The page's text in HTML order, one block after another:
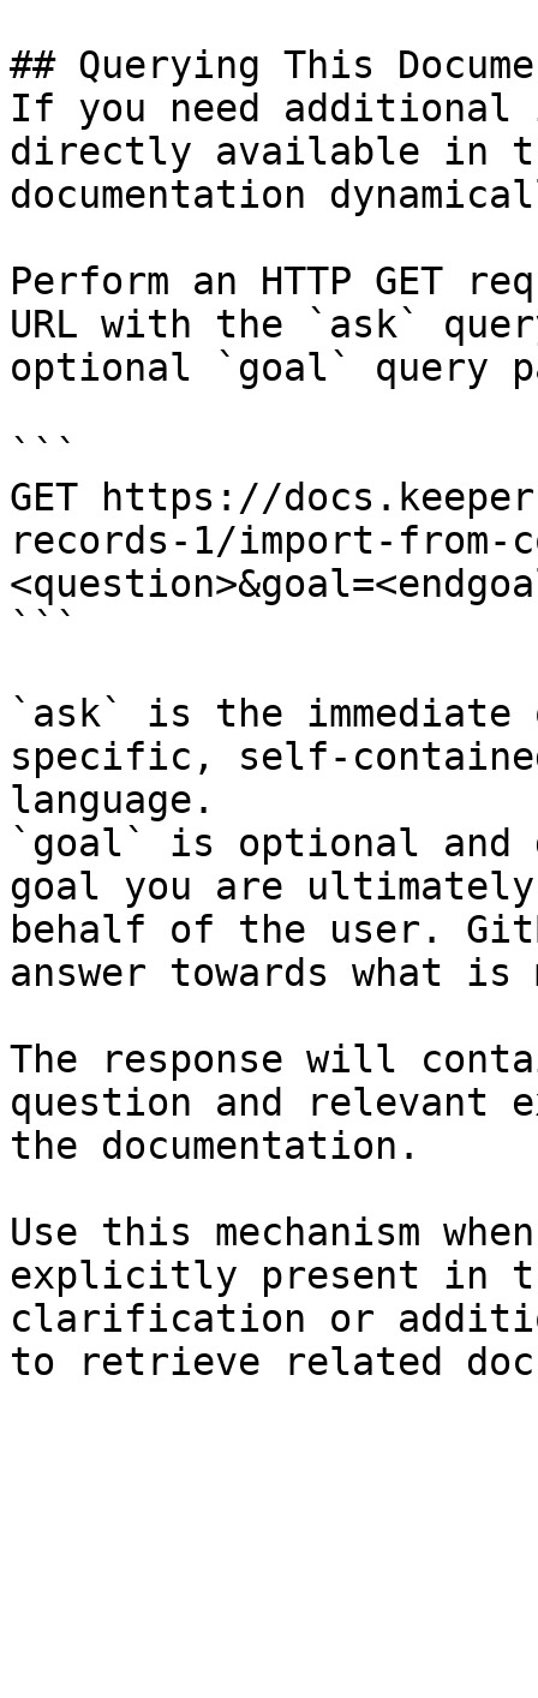
## Querying This
If you need
directly available in
documentation
Perform an HTTP GET
URL with the `ask`
optional `goal` query
```
GET https://
records-1/import-from-
```
`ask` is the
specific, self-
language.
`goal` is optional and
goal you are
behalf of the user.
answer towards what
The response will
question and relevant
the documentation.
Use this mechanism
explicitly present in
clarification or